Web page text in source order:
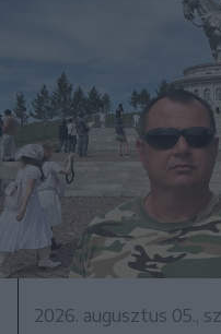
2026. augusztus 05.,